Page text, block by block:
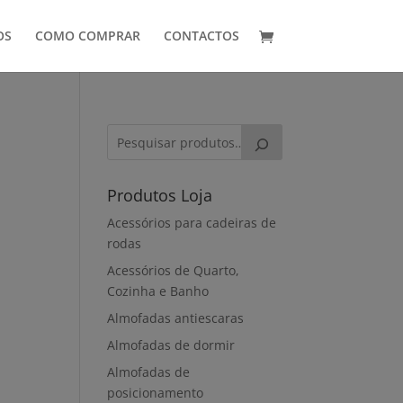
COMO COMPRAR CONTACTOS
Produtos Loja
Acessórios para cadeiras de
rodas
Acessórios de Quarto,
Cozinha e Banho
Almofadas antiescaras
Almofadas de dormir
Almofadas de
posicionamento